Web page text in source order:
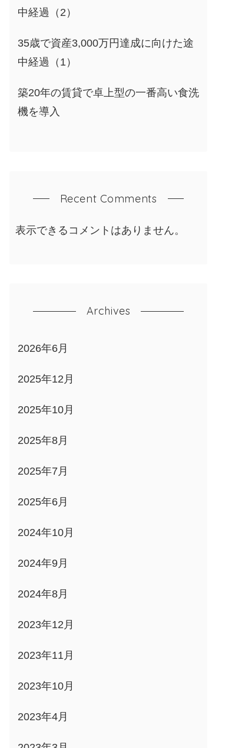
中経過（2）
35歳で資産3,000万円達成に向けた途
中経過（1）
築20年の賃貸で卓上型の一番高い食洗
機を導入
Recent Comments
表示できるコメントはありません。
Archives
2026年6月
2025年12月
2025年10月
2025年8月
2025年7月
2025年6月
2024年10月
2024年9月
2024年8月
2023年12月
2023年11月
2023年10月
2023年4月